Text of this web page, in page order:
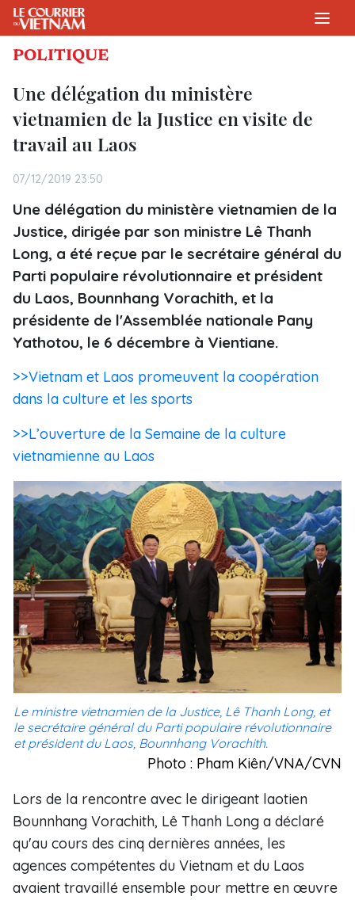
POLITIQUE
Une délégation du ministère
vietnamien de la Justice en visite de
travail au Laos
07/12/2019 23:50
Une délégation du ministère vietnamien de la
Justice, dirigée par son ministre Lê Thanh
Long, a été reçue par le secrétaire général du
Parti populaire révolutionnaire et président
du Laos, Bounnhang Vorachith, et la
présidente de l'Assemblée nationale Pany
Yathotou, le 6 décembre à Vientiane.
>>Vietnam et Laos promeuvent la coopération
dans la culture et les sports
>>L’ouverture de la Semaine de la culture
vietnamienne au Laos
Le ministre vietnamien de la Justice, Lê Thanh Long, et
le secrétaire général du Parti populaire révolutionnaire
et président du Laos, Bounnhang Vorachith.
Photo : Pham Kiên/VNA/CVN
Lors de la rencontre avec le dirigeant laotien
Bounnhang Vorachith, Lê Thanh Long a déclaré
qu'au cours des cinq dernières années, les
agences compétentes du Vietnam et du Laos
avaient travaillé ensemble pour mettre en œuvre